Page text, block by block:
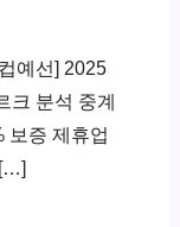
예선] 2025
크 분석 중계
보증 제휴업
[…]